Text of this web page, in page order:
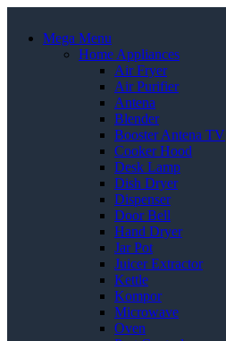
Mega Menu
Home Appliances
Air Fryer
Air Purifier
Antena
Blender
Booster Antena TV
Cooker Hood
Desk Lamp
Dish Dryer
Dispenser
Door Bell
Hand Dryer
Jar Pot
Juicer Extractor
Kettle
Kompor
Microwave
Oven